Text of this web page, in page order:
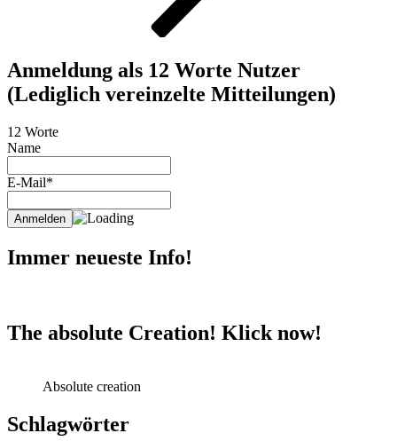
Anmeldung als 12 Worte Nutzer
(Lediglich vereinzelte Mitteilungen)
12 Worte
Name
E-Mail*
Immer neueste Info!
The absolute Creation! Klick now!
Absolute creation
Schlagwörter